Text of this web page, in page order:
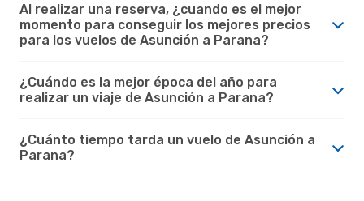
Al realizar una reserva, ¿cuando es el mejor
momento para conseguir los mejores precios
para los vuelos de Asunción a Parana?
¿Cuándo es la mejor época del año para
realizar un viaje de Asunción a Parana?
¿Cuánto tiempo tarda un vuelo de Asunción a
Parana?